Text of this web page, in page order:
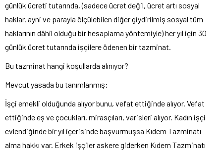
günlük ücreti tutarında, (sadece ücret değil, ücret artı sosyal
haklar, ayni ve parayla ölçülebilen diğer giydirilmiş sosyal tüm
haklarının dâhil olduğu bir hesaplama yöntemiyle) her yıl için 30
günlük ücret tutarında işçilere ödenen bir tazminat.
Bu tazminat hangi koşullarda alınıyor?
Mevcut yasada bu tanımlanmış:
İşçi emekli olduğunda alıyor bunu, vefat ettiğinde alıyor. Vefat
ettiğinde eş ve çocukları, mirasçıları, varisleri alıyor. Kadın işçi
evlendiğinde bir yıl içerisinde başvurmuşsa Kıdem Tazminatı
alma hakkı var. Erkek işçiler askere giderken Kıdem Tazminatı